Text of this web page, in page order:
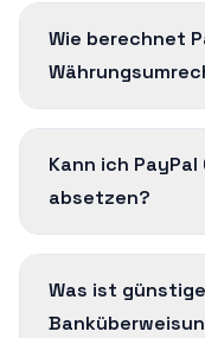
Wie berechnet
Kann ich
absetzen?
Was ist